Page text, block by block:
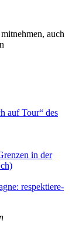
auch
auf Tour“ des
in der
respektiere-